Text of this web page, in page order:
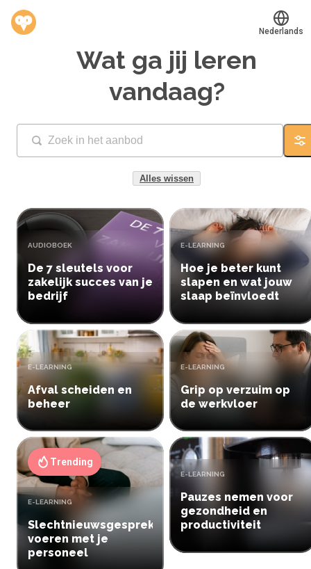
Werkvinders®
Bedrijven
Vacatures
Mijn leerplek
Voucher verzilveren
Account en hulp
Inloggen
Aanmelden
Nederlands
Wat ga jij leren
vandaag?
Alles wissen
De 7 sleutels voor
zakelijk succes van je
bedrijf
TYPE:
AUDIOBOEK
Hoe je beter kunt
slapen en wat jouw
slaap beïnvloedt
TYPE:
E-LEARNING
Afval scheiden en
beheer
TYPE:
E-LEARNING
Grip op verzuim op
de werkvloer
TYPE:
E-LEARNING
Slechtnieuwsgesprek
voeren met je
personeel
TYPE:
E-LEARNING
Trending
Pauzes nemen voor
gezondheid en
productiviteit
TYPE:
E-LEARNING